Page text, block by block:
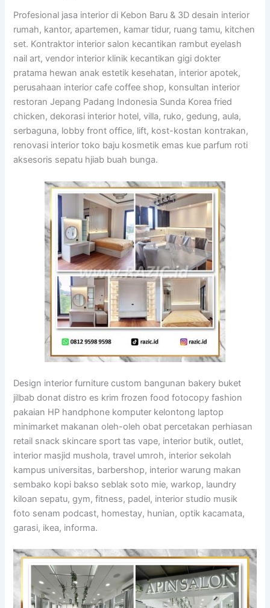
Profesional jasa interior di Kebon Baru & 3D desain interior
rumah, kantor, apartemen, kamar tidur, ruang tamu, kitchen
set. Kontraktor interior salon kecantikan rambut eyelash
nail art, vendor interior klinik kecantikan gigi dokter
pratama hewan anak estetik kesehatan, interior apotek,
perusahaan interior cafe coffee shop, konsultan interior
restoran Jepang Padang Indonesia Sunda Korea fried
chicken, dekorasi interior hotel, villa, ruko, gedung, aula,
serbaguna, lobby front office, lift, kost-kostan kontrakan,
renovasi interior toko baju kosmetik emas kue parfum roti
aksesoris sepatu hjiab buah bunga.
Design interior furniture custom bangunan bakery buket
jilbab donat distro es krim frozen food fotocopy fashion
pakaian HP handphone komputer kelontong laptop
minimarket makanan oleh-oleh obat percetakan perhiasan
retail snack skincare sport tas vape, interior butik, outlet,
interior masjid mushola, travel umroh, interior sekolah
kampus universitas, barbershop, interior warung makan
sembako kopi bakso seblak soto mie, warkop, laundry
kiloan sepatu, gym, fitness, padel, interior studio musik
foto senam podcast, homestay, hunian, optik kacamata,
garasi, ikea, informa.